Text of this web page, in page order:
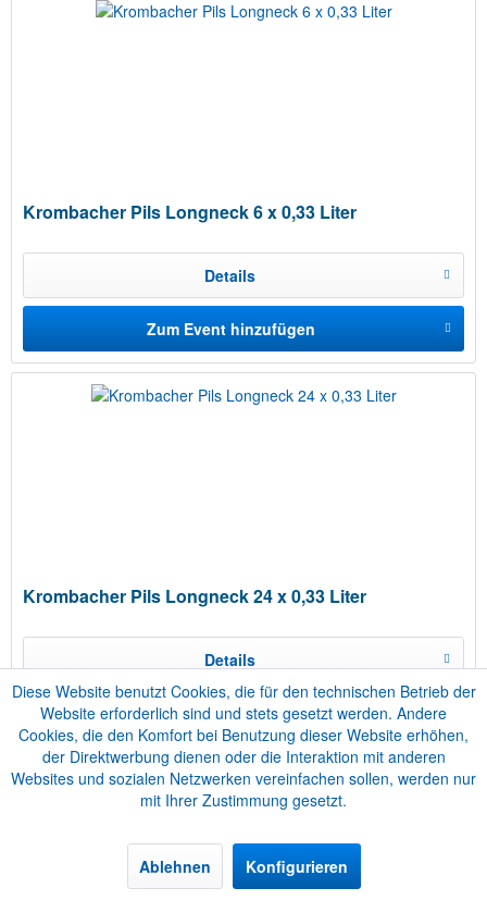
Krombacher Pils Longneck 6 x 0,33 Liter
Details
Zum Event hinzufügen
Krombacher Pils Longneck 24 x 0,33 Liter
Details
Zum Event hinzufügen
Diese Website benutzt Cookies, die für den technischen Betrieb der
Website erforderlich sind und stets gesetzt werden. Andere
Cookies, die den Komfort bei Benutzung dieser Website erhöhen,
der Direktwerbung dienen oder die Interaktion mit anderen
Websites und sozialen Netzwerken vereinfachen sollen, werden nur
mit Ihrer Zustimmung gesetzt.
Ablehnen Konfigurieren